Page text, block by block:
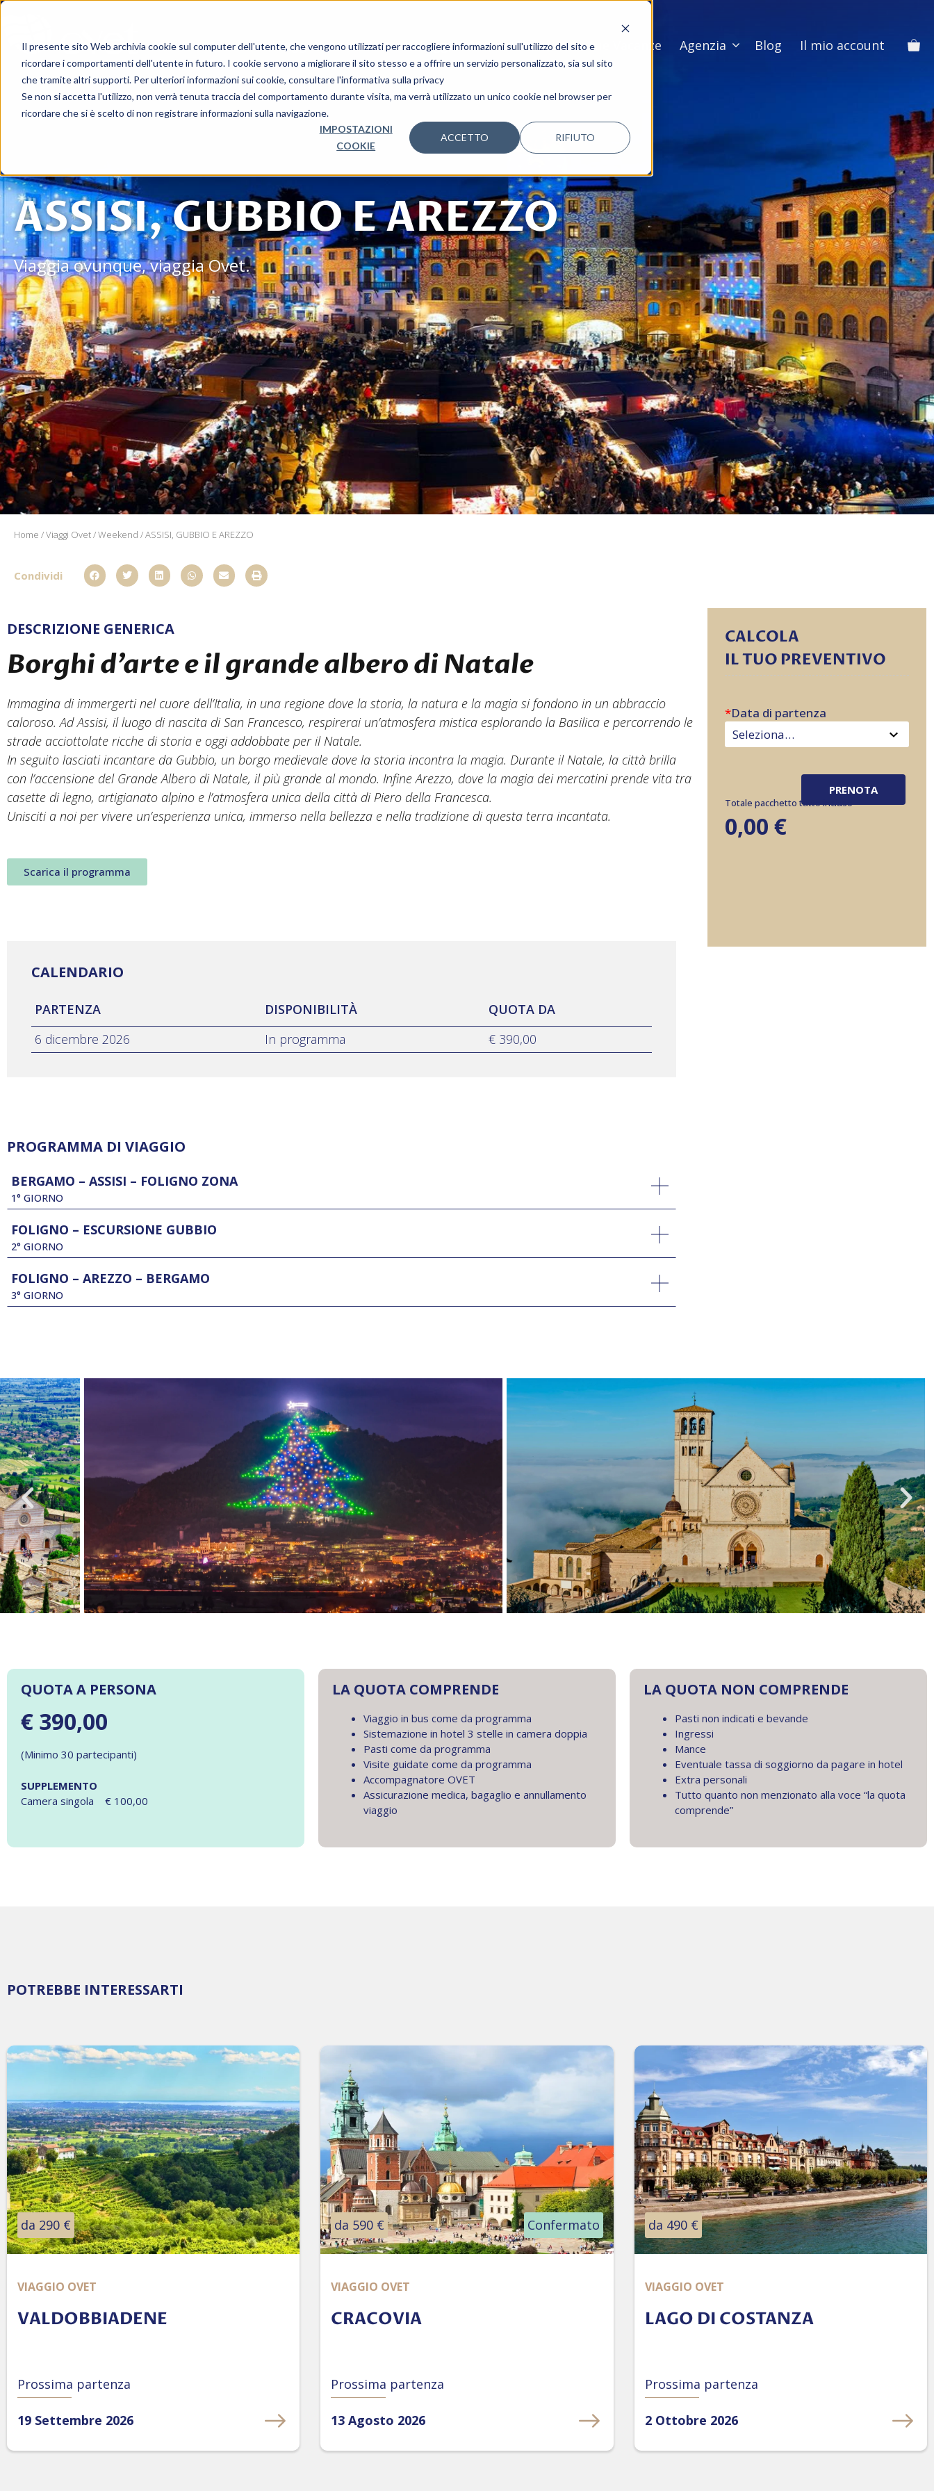
Il presente sito Web archivia cookie sul computer dell'utente, che vengono utilizzati per raccogliere informazioni sull'utilizzo del sito e
ricordare i comportamenti dell'utente in futuro. I cookie servono a migliorare il sito stesso e a offrire un servizio personalizzato, sia sul sito
che tramite altri supporti. Per ulteriori informazioni sui cookie, consultare l'informativa sulla privacy
Se non si accetta l'utilizzo, non verrà tenuta traccia del comportamento durante visita, ma verrà utilizzato un unico cookie nel browser per
ricordare che si è scelto di non registrare informazioni sulla navigazione.
IMPOSTAZIONI
COOKIE
ACCETTO RIFIUTO
Viaggi Nozze I nostri Viaggi Mondo Ovet Le tue Vacanze Agenzia Blog Il mio account
ASSISI, GUBBIO E AREZZO
Viaggia ovunque, viaggia Ovet.
Home /Viaggi Ovet/Weekend / ASSISI, GUBBIO E AREZZO
Condividi
DESCRIZIONE GENERICA
Borghi d’arte e il grande albero di Natale
Immagina di immergerti nel cuore dell’Italia, in una regione dove la storia, la natura e la magia si fondono in un abbraccio
caloroso. Ad Assisi, il luogo di nascita di San Francesco, respirerai un’atmosfera mistica esplorando la Basilica e percorrendo le
strade acciottolate ricche di storia e oggi addobbate per il Natale.
In seguito lasciati incantare da Gubbio, un borgo medievale dove la storia incontra la magia. Durante il Natale, la città brilla
con l’accensione del Grande Albero di Natale, il più grande al mondo. Infine Arezzo, dove la magia dei mercatini prende vita tra
casette di legno, artigianato alpino e l’atmosfera unica della città di Piero della Francesca.
Unisciti a noi per vivere un’esperienza unica, immerso nella bellezza e nella tradizione di questa terra incantata.
Scarica il programma
CALENDARIO
PARTENZA DISPONIBILITÀ
QUOTA DA
6 dicembre 2026
In programma € 390,00
PROGRAMMA DI VIAGGIO
BERGAMO – ASSISI – FOLIGNO ZONA
1° GIORNO
FOLIGNO – ESCURSIONE GUBBIO
2° GIORNO
FOLIGNO – AREZZO – BERGAMO
3° GIORNO
CALCOLA
IL TUO PREVENTIVO
*Data di partenza
PRENOTA
Totale pacchetto tutto incluso
0,00 €
QUOTA A PERSONA
€ 390,00
(Minimo 30 partecipanti)
SUPPLEMENTO
Camera singola € 100,00
LA QUOTA COMPRENDE
Viaggio in bus come da programma
Sistemazione in hotel 3 stelle in camera doppia
Pasti come da programma
Visite guidate come da programma
Accompagnatore OVET
Assicurazione medica, bagaglio e annullamento
viaggio
LA QUOTA NON COMPRENDE
Pasti non indicati e bevande
Ingressi
Mance
Eventuale tassa di soggiorno da pagare in hotel
Extra personali
Tutto quanto non menzionato alla voce “la quota
comprende”
POTREBBE INTERESSARTI
da 290 €
VIAGGIO OVET
VALDOBBIADENE
Prossima partenza
19 Settembre 2026
da 590 € Confermato
VIAGGIO OVET
CRACOVIA
Prossima partenza
13 Agosto 2026
da 490 €
VIAGGIO OVET
LAGO DI COSTANZA
Prossima partenza
2 Ottobre 2026